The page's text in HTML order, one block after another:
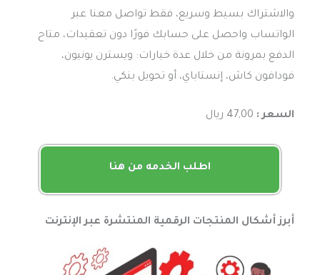
والاشتراك بسيط وسريع، فقط تواصل معنا عبر
الواتساب واحصل على حسابك فورًا دون تعقيدات، متاح
الدفع بمرونة من خلال عدة خيارات: ويسترن يونيون،
فودافون كاش، إنستاباي، أو تحويل بنكي.
السعر : 47,00 ريال
اطلب الخدمه من هنا
أبرز أشكال المنتجات الرقمية المنتشرة عبر الإنترنت